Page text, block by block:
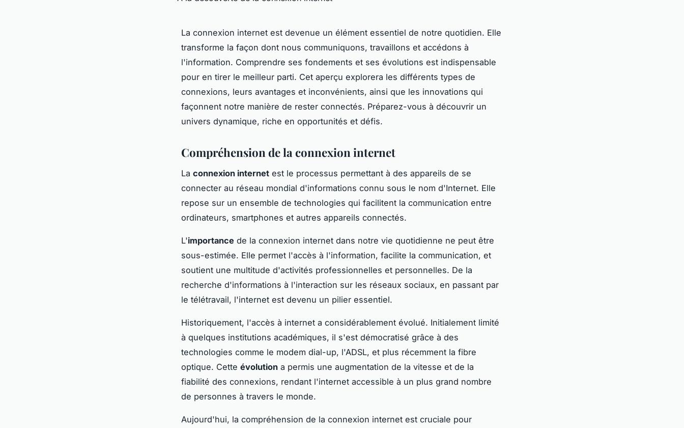
La connexion internet est devenue un élément essentiel de notre quotidien. Elle
transforme la façon dont nous communiquons, travaillons et accédons à
l'information. Comprendre ses fondements et ses évolutions est indispensable
pour en tirer le meilleur parti. Cet aperçu explorera les différents types de
connexions, leurs avantages et inconvénients, ainsi que les innovations qui
façonnent notre manière de rester connectés. Préparez-vous à découvrir un
univers dynamique, riche en opportunités et défis.
Compréhension de la connexion internet
La connexion internet est le processus permettant à des appareils de se
connecter au réseau mondial d'informations connu sous le nom d'Internet. Elle
repose sur un ensemble de technologies qui facilitent la communication entre
ordinateurs, smartphones et autres appareils connectés.
L'importance de la connexion internet dans notre vie quotidienne ne peut être
sous-estimée. Elle permet l'accès à l'information, facilite la communication, et
soutient une multitude d'activités professionnelles et personnelles. De la
recherche d'informations à l'interaction sur les réseaux sociaux, en passant par
le télétravail, l'internet est devenu un pilier essentiel.
Historiquement, l'accès à internet a considérablement évolué. Initialement limité
à quelques institutions académiques, il s'est démocratisé grâce à des
technologies comme le modem dial-up, l'ADSL, et plus récemment la fibre
optique. Cette évolution a permis une augmentation de la vitesse et de la
fiabilité des connexions, rendant l'internet accessible à un plus grand nombre
de personnes à travers le monde.
Aujourd'hui, la compréhension de la connexion internet est cruciale pour